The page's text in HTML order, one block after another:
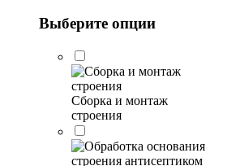
Выберите опции
Сборка и монтаж
строения